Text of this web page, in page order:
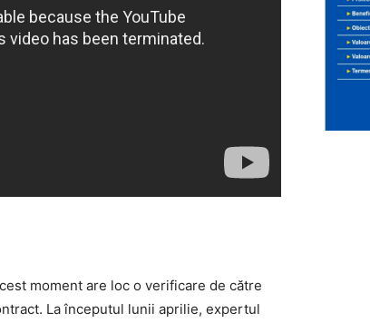
moment are loc o verificare de către
La începutul lunii aprilie, expertul